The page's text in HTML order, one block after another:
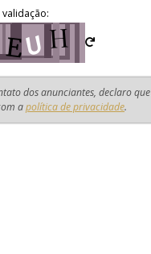
dos anunciantes, declaro que
apolítica de privacidade.